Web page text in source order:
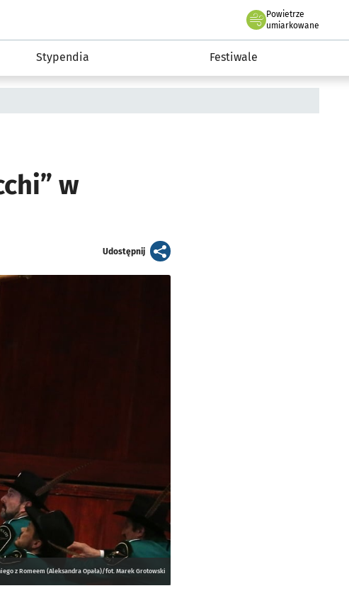
Kultura
Powietrze
we Wrocławiu
umiarkowane
Stypendia Festiwale
w
Udostępnijartykuł
z Romeem (Aleksandra Opała)/fot. Marek Grotowski